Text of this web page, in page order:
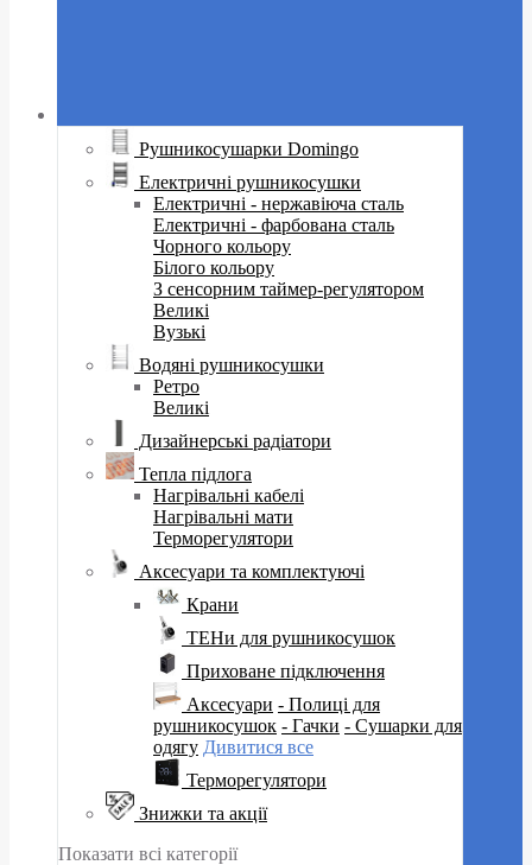
Рушникосушарки Domingo
Електричні рушникосушки
Електричні - нержавіюча сталь
Електричні - фарбована сталь
Чорного кольору
Білого кольору
З сенсорним таймер-регулятором
Великі
Вузькі
Водяні рушникосушки
Ретро
Великі
Дизайнерські радіатори
Тепла підлога
Нагрівальні кабелі
Нагрівальні мати
Терморегулятори
Аксесуари та комплектуючі
Крани
ТЕНи для рушникосушок
Приховане підключення
Аксесуари - Полиці для
рушникосушок - Гачки - Сушарки для
одягу Дивитися все
Терморегулятори
Знижки та акції
Показати всі категорії